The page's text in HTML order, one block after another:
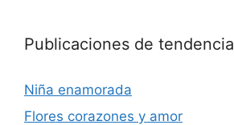
Publicaciones de tendencia
Niña enamorada
Flores corazones y amor